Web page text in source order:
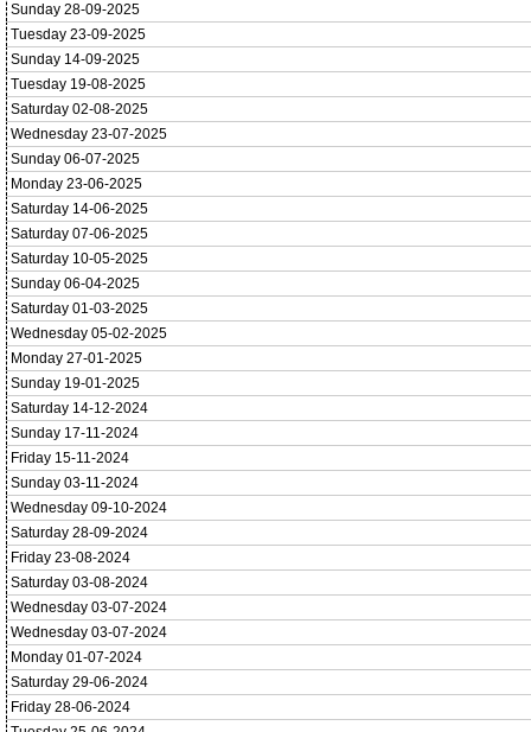
Sunday 28-09-2025
Tuesday 23-09-2025
Sunday 14-09-2025
Tuesday 19-08-2025
Saturday 02-08-2025
Wednesday 23-07-2025
Sunday 06-07-2025
Monday 23-06-2025
Saturday 14-06-2025
Saturday 07-06-2025
Saturday 10-05-2025
Sunday 06-04-2025
Saturday 01-03-2025
Wednesday 05-02-2025
Monday 27-01-2025
Sunday 19-01-2025
Saturday 14-12-2024
Sunday 17-11-2024
Friday 15-11-2024
Sunday 03-11-2024
Wednesday 09-10-2024
Saturday 28-09-2024
Friday 23-08-2024
Saturday 03-08-2024
Wednesday 03-07-2024
Wednesday 03-07-2024
Monday 01-07-2024
Saturday 29-06-2024
Friday 28-06-2024